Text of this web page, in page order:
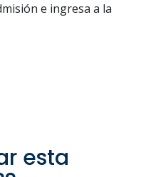
e ingresa a la
esta